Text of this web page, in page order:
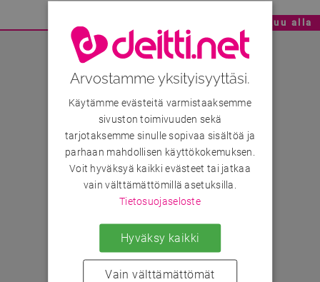
Mainoskatko - Sisältö jatkuu alla
Arvostamme yksityisyyttäsi.
Käytämme evästeitä varmistaaksemme
sivuston toimivuuden sekä
tarjotaksemme sinulle sopivaa sisältöä ja
parhaan mahdollisen käyttökokemuksen.
Voit hyväksyä kaikki evästeet tai jatkaa
vain välttämättömillä asetuksilla.
Tietosuojaseloste
Hyväksy kaikki
Vain välttämättömät